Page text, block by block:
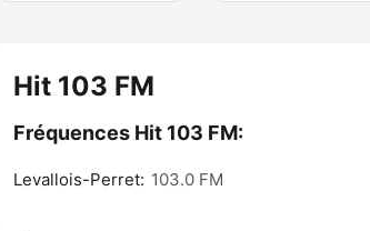
Hit 103 FM
Fréquences Hit 103 FM:
Levallois-Perret: 103.0 FM